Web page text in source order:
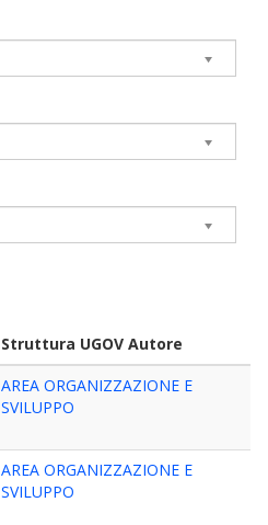
Struttura UGOV Autore
AREA ORGANIZZAZIONE E
SVILUPPO
AREA ORGANIZZAZIONE E
SVILUPPO